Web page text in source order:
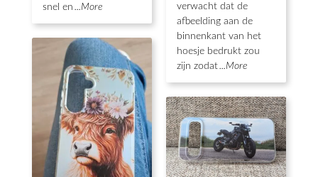
snel en ...More
verwacht dat de
afbeelding aan de
binnenkant van het
hoesje bedrukt zou
zijn zodat ...More